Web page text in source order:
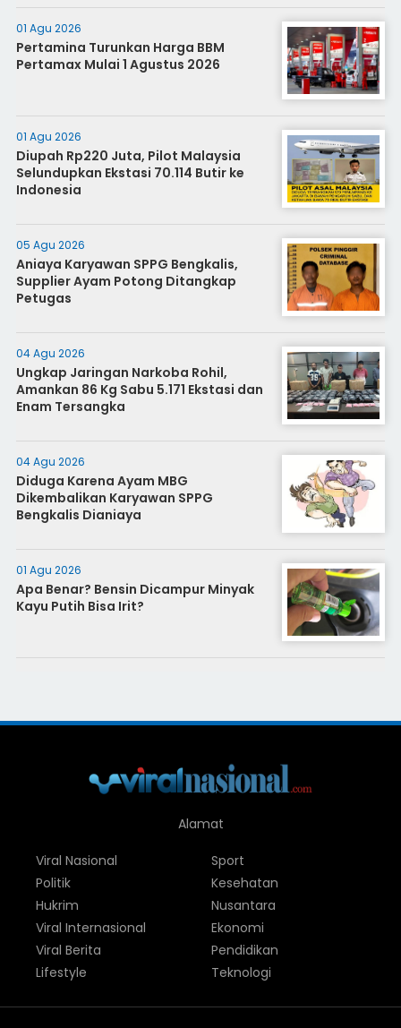
01 Agu 2026
Pertamina Turunkan Harga BBM
Pertamax Mulai 1 Agustus 2026
01 Agu 2026
Diupah Rp220 Juta, Pilot Malaysia
Selundupkan Ekstasi 70.114 Butir ke
Indonesia
05 Agu 2026
Aniaya Karyawan SPPG Bengkalis,
Supplier Ayam Potong Ditangkap
Petugas
04 Agu 2026
Ungkap Jaringan Narkoba Rohil,
Amankan 86 Kg Sabu 5.171 Ekstasi dan
Enam Tersangka
04 Agu 2026
Diduga Karena Ayam MBG
Dikembalikan Karyawan SPPG
Bengkalis Dianiaya
01 Agu 2026
Apa Benar? Bensin Dicampur Minyak
Kayu Putih Bisa Irit?
Alamat
Viral Nasional
Politik
Hukrim
Viral Internasional
Viral Berita
Lifestyle
Sport
Kesehatan
Nusantara
Ekonomi
Pendidikan
Teknologi